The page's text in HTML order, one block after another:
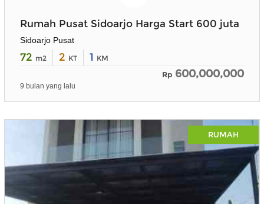
Rumah Pusat Sidoarjo Harga Start 600 juta
Sidoarjo Pusat
72 m2 2 KT 1 KM
Rp 600,000,000
9 bulan yang lalu
RUMAH